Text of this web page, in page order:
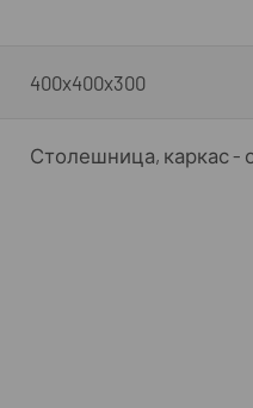
400x400x300
Столешница, каркас -